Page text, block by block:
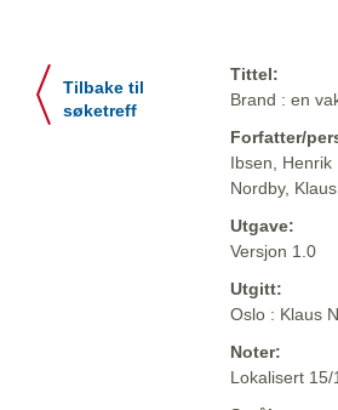
Tilbake til
søketreff
Tittel:
Brand : en
Forfatter/
Ibsen, Henrik
Nordby, Klaus
Utgave:
Versjon 1.0
Utgitt:
Oslo : Klaus
Noter:
Lokalisert